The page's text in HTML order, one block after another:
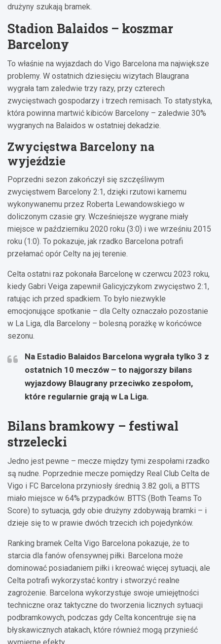
drużyny szukają bramek.
Stadion Balaidos – koszmar
Barcelony
To właśnie na wyjazdach do Vigo Barcelona ma największe
problemy. W ostatnich dziesięciu wizytach Blaugrana
wygrała tam zaledwie trzy razy, przy czterech
zwycięstwach gospodarzy i trzech remisach. To statystyka,
która powinna martwić kibiców Barcelony – zaledwie 30%
wygranych na Balaidos w ostatniej dekadzie.
Zwycięstwa Barcelony na
wyjeździe
Poprzedni sezon zakończył się szczęśliwym
zwycięstwem Barcelony 2:1, dzięki rzutowi karnemu
wykonywanemu przez Roberta Lewandowskiego w
doliczonym czasie gry. Wcześniejsze wygrane miały
miejsce w październiku 2020 roku (3:0) i we wrześniu 2015
roku (1:0). To pokazuje, jak rzadko Barcelona potrafi
przełamać opór Celty na jej terenie.
Celta ostatni raz pokonała Barcelonę w czerwcu 2023 roku,
kiedy Gabri Veiga zapewnił Galicyjczykom zwycięstwo 2:1,
ratując ich przed spadkiem. To było niezwykle
emocjonujące spotkanie – dla Celty oznaczało pozostanie
w La Liga, dla Barcelony – bolesną porażkę w końcówce
sezonu.
Na Estadio Balaidos Barcelona wygrała tylko 3 z
ostatnich 10 meczów – to najgorszy bilans
wyjazdowy Blaugrany przeciwko zespołom,
które regularnie grają w La Liga.
Bilans bramkowy – festiwal
strzelecki
Jedno jest pewne – mecze między tymi zespołami rzadko
są nudne. Poprzednie mecze pomiędzy Real Club Celta de
Vigo i FC Barcelona przyniosły średnią 3.82 goli, a BTTS
miało miejsce w 64% przypadków. BTTS (Both Teams To
Score) to sytuacja, gdy obie drużyny zdobywają bramki – i
dzieje się to w prawie dwóch trzecich ich pojedynków.
Ranking bramek Celta Vigo Barcelona pokazuje, że to
starcia dla fanów ofensywnej piłki. Barcelona może
dominować posiadaniem piłki i kreować więcej sytuacji, ale
Celta potrafi wykorzystać kontry i stworzyć realne
zagrożenie. Barcelona wykorzystuje swoje umiejętności
techniczne oraz taktyczne do tworzenia licznych sytuacji
podbramkowych, podczas gdy Celta koncentruje się na
błyskawicznych atakach, które również mogą przynieść